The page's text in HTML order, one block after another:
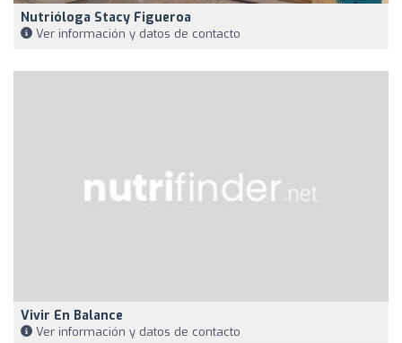
Nutrióloga Stacy Figueroa
Ver información y datos de contacto
Vivir En Balance
Ver información y datos de contacto